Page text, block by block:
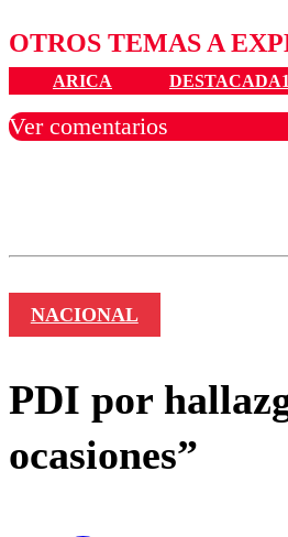
OTROS TEMAS A
ARICA DESTACADA1
Ver comentarios
NACIONAL
PDI por
ocasiones”